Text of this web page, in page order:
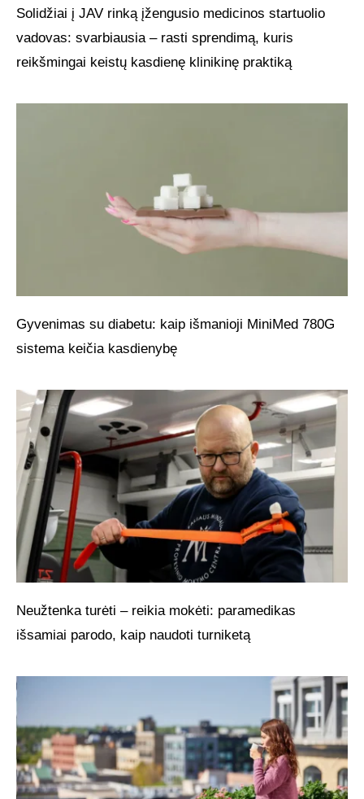
Solidžiai į JAV rinką įžengusio medicinos startuolio
vadovas: svarbiausia – rasti sprendimą, kuris
reikšmingai keistų kasdienę klinikinę praktiką
Gyvenimas su diabetu: kaip išmanioji MiniMed 780G
sistema keičia kasdienybę
Neužtenka turėti – reikia mokėti: paramedikas
išsamiai parodo, kaip naudoti turniketą